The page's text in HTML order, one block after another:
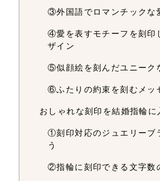
③外国語でロマンチックな
④愛を表すモチーフを刻印
ザイン
⑤似顔絵を刻んだユニーク
⑥ふたりの約束を刻むメッ
おしゃれな刻印を結婚指輪に
①刻印対応のジュエリーブ
う
②指輪に刻印できる文字数